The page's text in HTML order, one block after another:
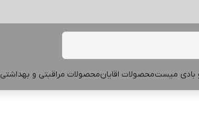
بادی میستمحصولات اقایانمحصولات مراقبتی و بهداشتی